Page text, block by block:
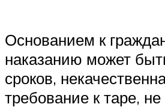
Основанием к
наказанию может
сроков,
требование к таре,